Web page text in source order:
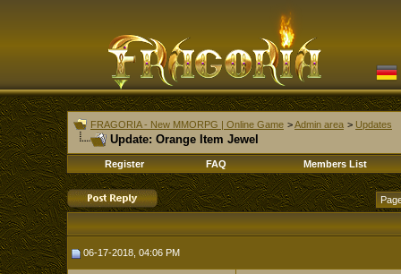
FRAGORIA - New MMORPG | Online Game >Admin area > Updates
Update: Orange Item Jewel
Register FAQ Members List
06-17-2018, 04:06 PM